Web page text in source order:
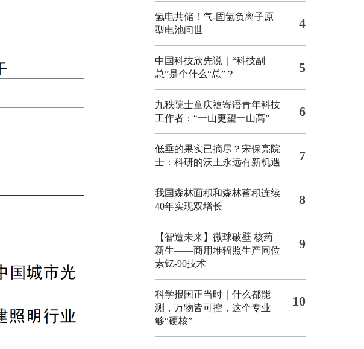
氢电共储！气-固氢负离子原
型电池问世
4
中国科技欣先说｜“科技副
总”是个什么“总”？
5
九秩院士童庆禧寄语青年科技
工作者：“一山更望一山高”
6
低垂的果实已摘尽？宋保亮院
士：科研的沃土永远有新机遇
7
我国森林面积和森林蓄积连续
40年实现双增长
8
【智造未来】微球破壁 核药
新生——商用堆辐照生产同位
素钇-90技术
9
科学报国正当时｜什么都能
测，万物皆可控，这个专业
够“硬核”
10